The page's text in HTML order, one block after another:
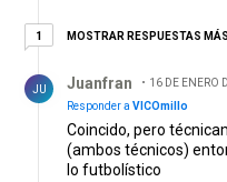
11 respuesta más antiguas
MOSTRAR RESPUESTAS
JU Juanfran
16 DE ENERO
Responder a VICOmillo
Coincido, pero
(ambos técnicos)
lo futbolístico